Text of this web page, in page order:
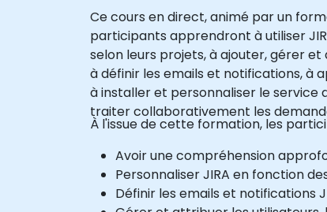
Ce cours en direct, animé par un
participants apprendront à utiliser
selon leurs projets, à ajouter, gérer
à définir les emails et notifications, à
à installer et personnaliser le service
traiter collaborativement les
À l'issue de cette formation, les
Avoir une compréhension
Personnaliser JIRA en fonction
Définir les emails et notifications